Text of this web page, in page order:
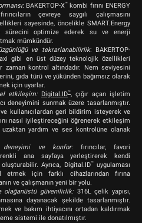
: BAKERTOP-X™ kombi fırını ENERGY
çevreye saygılı çalışmasını
sayesinde, öncelikle SMART.Energy
sürecini optimize ederek su ve enerji
mümkündür.
ve tekrarlanabilirlik: BAKERTOP-
gibi en üst düzey teknolojik özellikleri
kontrol altındadır. Nem seviyesini
gıda türü ve yükünden bağımsız olarak
için uyarlar.
etkileşim: Digital.ID™, çığır açan işletim
deneyimini sunmak üzere tasarlanmıştır.
kullanıcılardan geri bildirim isteyerek ve
nasıl iyileştireceğini öğrenerek etkileşim
yardım ve ses kontrolüne olanak
deneyimi ve konfor:fırıncılar, favori
renkli ana sayfaya yerleştirerek kendi
Ayrıca, Digital.ID™ uygulaması
etmek için farklı cihazlarından fırına
ve çalışmanın yeni bir yolu.
olağanüstü güvenilirlik:316L çelik yapısı,
dayanacak şekilde tasarlanmıştır.
ve bakım ihtiyacını ortadan kaldırmak
sistemi ile donatılmıştır.